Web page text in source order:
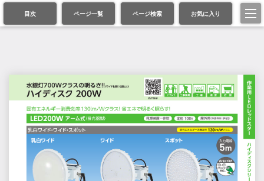
目次 ページ一覧 ページ検索 お気に入り